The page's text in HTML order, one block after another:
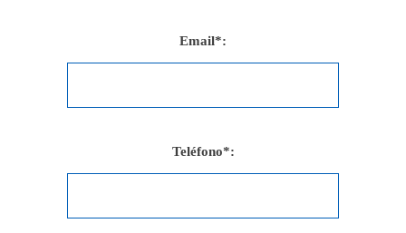
Email*:
Teléfono*: